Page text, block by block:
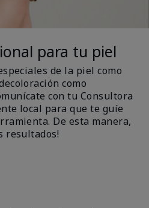
para tu piel
de la piel como
como
con tu Consultora
local para que te guíe
De esta manera,
resultados!